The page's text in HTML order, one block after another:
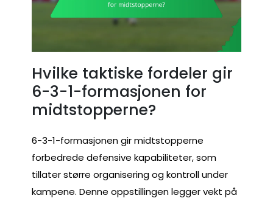
Hvilke taktiske fordeler gir
6-3-1-formasjonen for
midtstopperne?
6-3-1-formasjonen gir midtstopperne
forbedrede defensive kapabiliteter, som
tillater større organisering og kontroll under
kampene. Denne oppstillingen legger vekt på